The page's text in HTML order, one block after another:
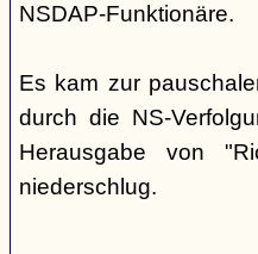
NSDAP-Funktionäre.
Es kam zur
durch die NS-
Herausgabe von
niederschlug.